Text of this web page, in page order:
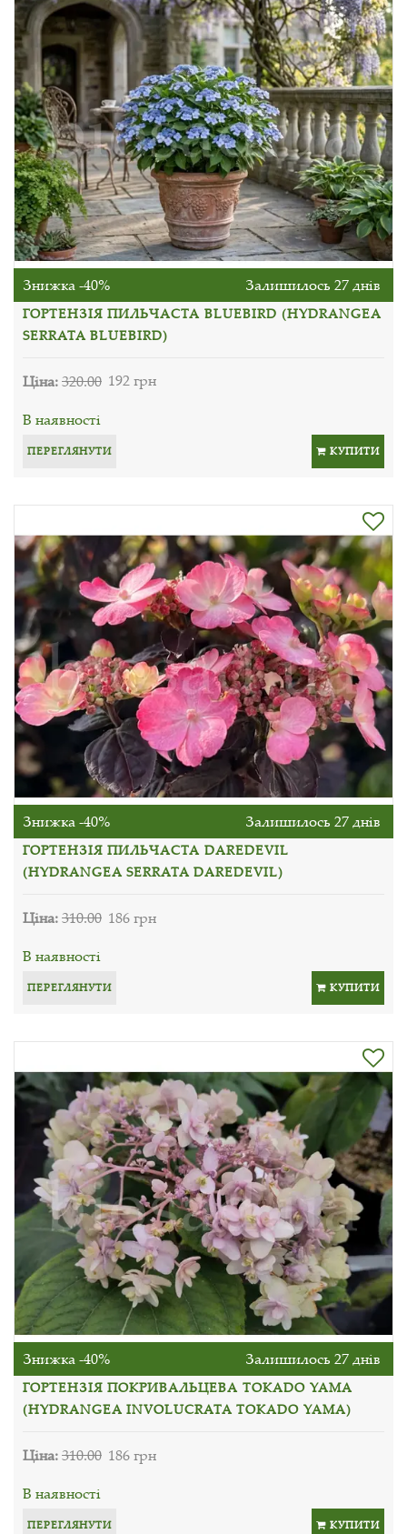
Знижка -40% Залишилось 27 днів
ГОРТЕНЗІЯ ПИЛЬЧАСТА BLUEBIRD (HYDRANGEA
SERRATA BLUEBIRD)
Ціна:320.00 192 грн
В наявності
ПЕРЕГЛЯНУТИ КУПИТИ
Знижка -40% Залишилось 27 днів
ГОРТЕНЗІЯ ПИЛЬЧАСТА DAREDEVIL
(HYDRANGEA SERRATA DAREDEVIL)
Ціна:310.00 186 грн
В наявності
ПЕРЕГЛЯНУТИ КУПИТИ
Знижка -40% Залишилось 27 днів
ГОРТЕНЗІЯ ПОКРИВАЛЬЦЕВА TOKADO YAMA
(HYDRANGEA INVOLUCRATA TOKADO YAMA)
Ціна:310.00 186 грн
В наявності
ПЕРЕГЛЯНУТИ КУПИТИ